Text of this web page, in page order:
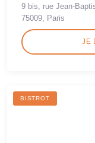
9 bis, rue Jean-
75009, Paris
JE
BISTROT